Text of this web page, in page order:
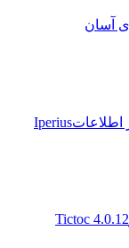
آسان
اطلاعاتIperius
Tictoc